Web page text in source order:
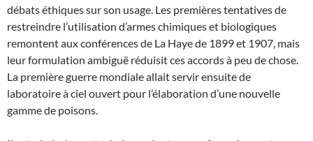
débats éthiques sur son usage. Les premières tentatives de
restreindre l’utilisation d’armes chimiques et biologiques
remontent aux conférences de La Haye de 1899 et 1907, mais
leur formulation ambiguë réduisit ces accords à peu de chose.
La première guerre mondiale allait servir ensuite de
laboratoire à ciel ouvert pour l’élaboration d’une nouvelle
gamme de poisons.